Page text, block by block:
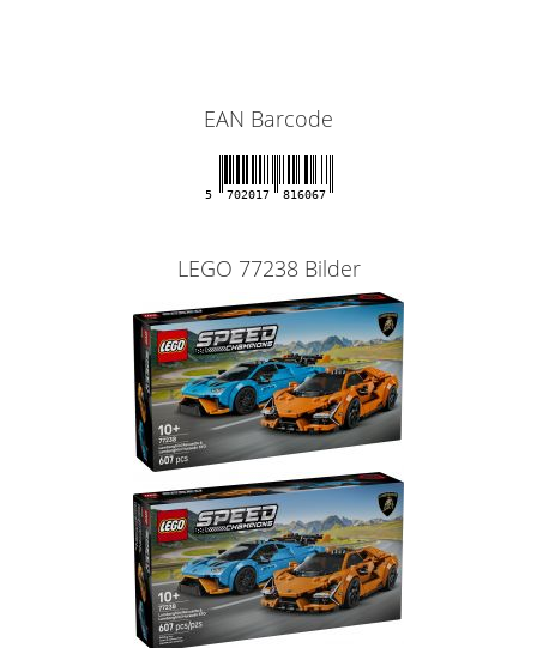
EAN Barcode
5 702017 816067
LEGO 77238 Bilder